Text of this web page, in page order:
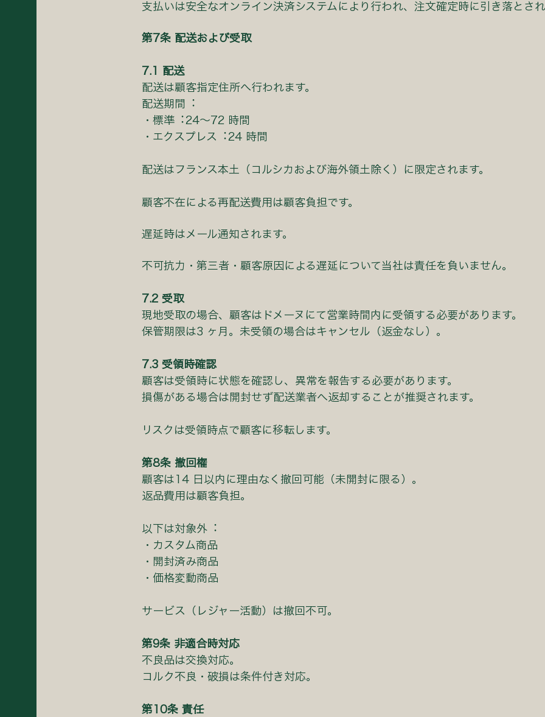
⽀払いは安全なオンライン決済システムにより⾏われ、注⽂確定時に引き落とさ
第7条 配送および受取
7.1 配送
配送は顧客指定住所へ⾏われます。
配送期間︓
・標準︓24〜72 時間
・エクスプレス︓24 時間
配送はフランス本⼟（コルシカおよび海外領⼟除く）に限定されます。
顧客不在による再配送費⽤は顧客負担です。
遅延時はメール通知されます。
不可抗⼒・第三者・顧客原因による遅延について当社は責任を負いません。
7.2 受取
現地受取の場合、顧客はドメーヌにて営業時間内に受領する必要があります。
保管期限は3 ヶ⽉。未受領の場合はキャンセル（返⾦なし）。
7.3 受領時確認
顧客は受領時に状態を確認し、異常を報告する必要があります。
損傷がある場合は開封せず配送業者へ返却することが推奨されます。
リスクは受領時点で顧客に移転します。
第8条 撤回権
顧客は14 ⽇以内に理由なく撤回可能（未開封に限る）。
返品費⽤は顧客負担。
以下は対象外︓
・カスタム商品
・開封済み商品
・価格変動商品
サービス（レジャー活動）は撤回不可。
第9条 ⾮適合時対応
不良品は交換対応。
コルク不良・破損は条件付き対応。
第10条 責任